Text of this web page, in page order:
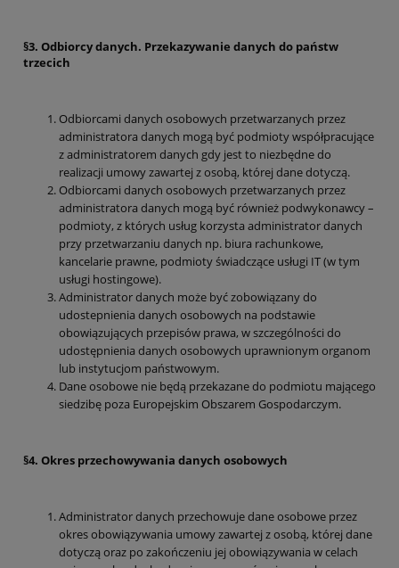
§3. Odbiorcy danych. Przekazywanie danych do państw
trzecich
Odbiorcami danych osobowych przetwarzanych przez
administratora danych mogą być podmioty współpracujące
z administratorem danych gdy jest to niezbędne do
realizacji umowy zawartej z osobą, której dane dotyczą.
Odbiorcami danych osobowych przetwarzanych przez
administratora danych mogą być również podwykonawcy –
podmioty, z których usług korzysta administrator danych
przy przetwarzaniu danych np. biura rachunkowe,
kancelarie prawne, podmioty świadczące usługi IT (w tym
usługi hostingowe).
Administrator danych może być zobowiązany do
udostepnienia danych osobowych na podstawie
obowiązujących przepisów prawa, w szczególności do
udostępnienia danych osobowych uprawnionym organom
lub instytucjom państwowym.
Dane osobowe nie będą przekazane do podmiotu mającego
siedzibę poza Europejskim Obszarem Gospodarczym.
§4. Okres przechowywania danych osobowych
Administrator danych przechowuje dane osobowe przez
okres obowiązywania umowy zawartej z osobą, której dane
dotyczą oraz po zakończeniu jej obowiązywania w celach